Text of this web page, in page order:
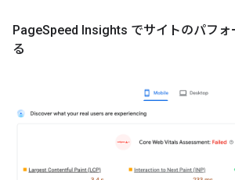
PageSpeed Insights でサイトのパフォ
る